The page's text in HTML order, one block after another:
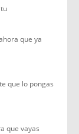
que ya
que lo pongas
que vayas